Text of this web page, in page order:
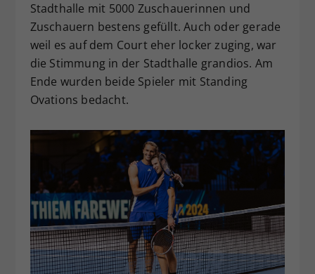
Stadthalle mit 5000 Zuschauerinnen und
Zuschauern bestens gefüllt. Auch oder gerade
weil es auf dem Court eher locker zuging, war
die Stimmung in der Stadthalle grandios. Am
Ende wurden beide Spieler mit Standing
Ovations bedacht.